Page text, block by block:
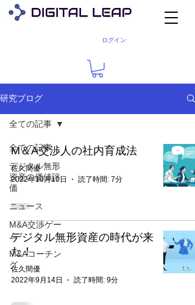
ログイン
研究ブログ
全ての記事
デジタル無形
資産の価値評
価
ニュース
M&A交渉ゲー
ム
M&Aコーチン
グ
全ての記事
M＆A交渉人の社内育成法
佐久間優
2022年10月10日
読了時間: 7分
デジタル無形資産の時代が来
た！
佐久間優
2022年9月14日
読了時間: 9分